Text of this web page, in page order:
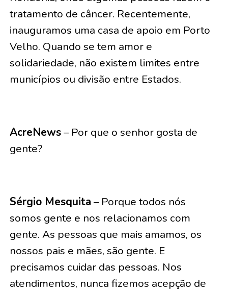
tratamento de câncer. Recentemente,
inauguramos uma casa de apoio em Porto
Velho. Quando se tem amor e
solidariedade, não existem limites entre
municípios ou divisão entre Estados.
AcreNews– Por que o senhor gosta de
gente?
Sérgio Mesquita – Porque todos nós
somos gente e nos relacionamos com
gente. As pessoas que mais amamos, os
nossos pais e mães, são gente. E
precisamos cuidar das pessoas. Nos
atendimentos, nunca fizemos acepção de